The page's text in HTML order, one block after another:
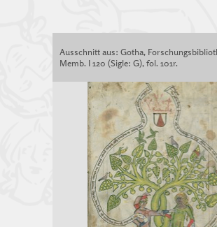
Ausschnitt aus: Gotha,
Memb. I 120 (Sigle: G), fol. 101r.